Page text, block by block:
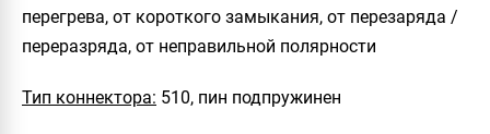
перегрева, от короткого замыкания, от перезаряда /
переразряда, от неправильной полярности
Тип коннектора: 510, пин подпружинен